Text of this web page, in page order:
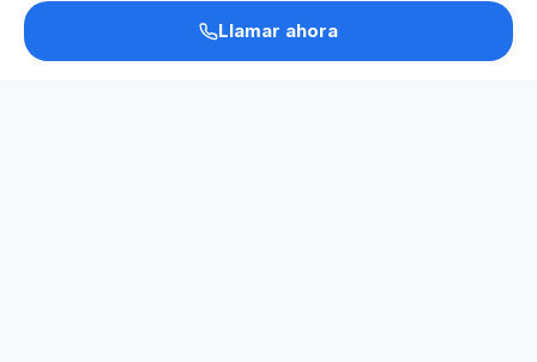
Llamar ahora